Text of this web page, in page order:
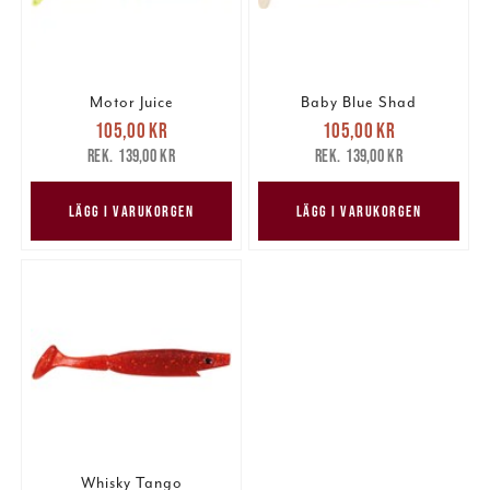
Motor Juice
Nuvarande pris
105,00 krTidigare pris
139,00 kr
105,00 kr
139,00 kr
LÄGG I VARUKORGEN
Baby Blue Shad
Nuvarande pris
105,00 krTidigare pris
139,00 kr
105,00 kr
139,00 kr
LÄGG I VARUKORGEN
Whisky Tango